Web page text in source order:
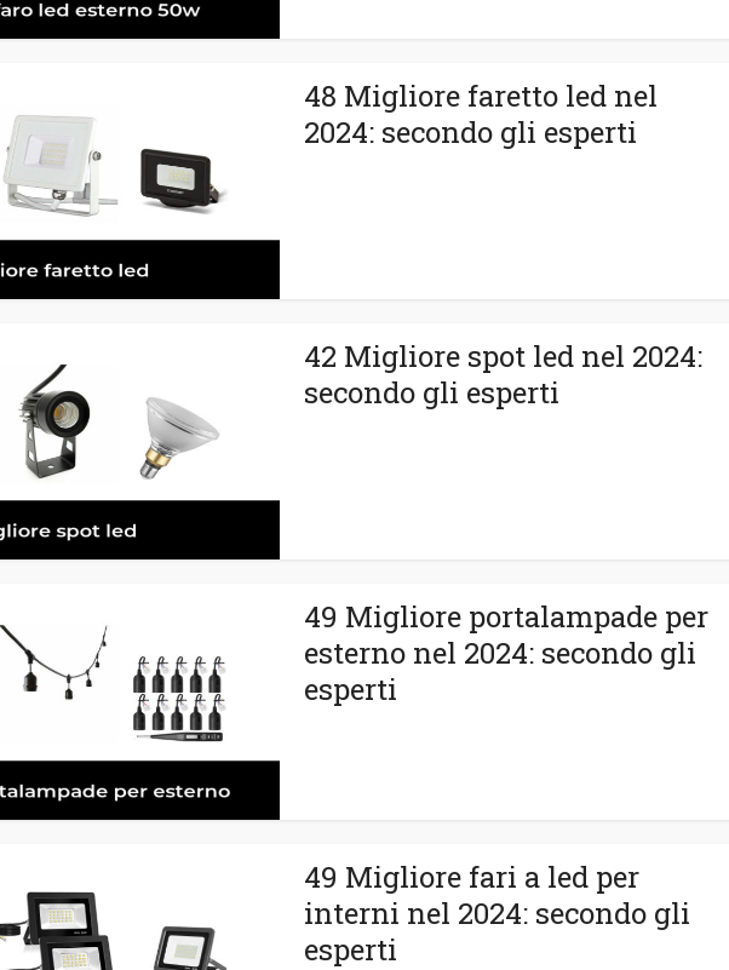
48 Migliore faretto led nel
2024: secondo gli esperti
42 Migliore spot led nel 2024:
secondo gli esperti
49 Migliore portalampade per
esterno nel 2024: secondo gli
esperti
49 Migliore fari a led per
interni nel 2024: secondo gli
esperti